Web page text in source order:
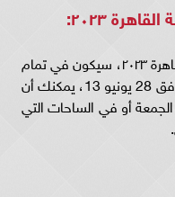
٢٠٢٣:
موعد صلاة عيد الأضحى بمحافظة القاهرة ٢٠٢٣، سيكون في تمام
الساعة 6:21 صباحاً، يوم الأربعاء الموافق 28 يونيو 13، يمكنك أن
أو في الساحات التي